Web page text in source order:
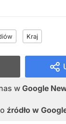
Kraj
w Google
źródło w